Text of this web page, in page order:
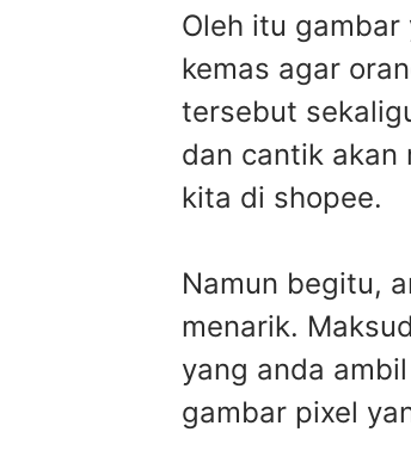
Oleh itu
kemas agar
tersebut
dan cantik
kita di shopee.
Namun begitu,
menarik.
yang anda
gambar pixel